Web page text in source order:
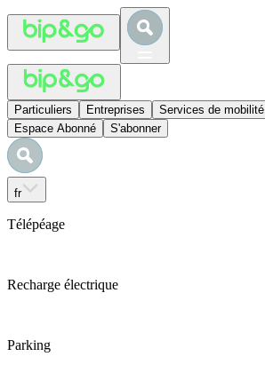
Particuliers Entreprises Services de mobilité
Espace Abonné
S'abonner
fr
Télépéage
Recharge électrique
Parking